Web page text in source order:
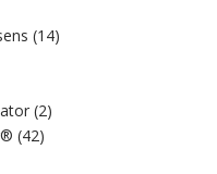
(14)
(2)
(42)